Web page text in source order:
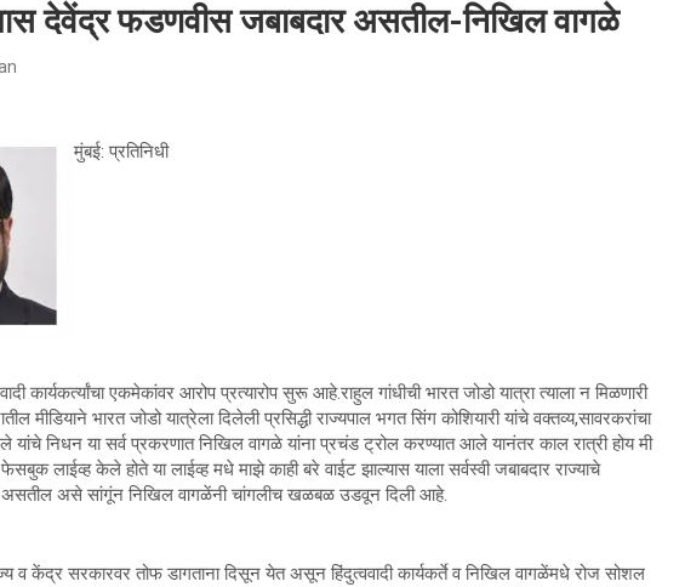
देवेंद्र फडणवीस जबाबदार असतील-निखिल वागळे
मुंबई: प्रतिनिधी
कार्यकर्त्यांचा एकमेकांवर आरोप प्रत्यारोप सुरू आहे.राहुल गांधीची भारत जोडो यात्रा त्याला न मिळणारी
मीडियाने भारत जोडो यात्रेला दिलेली प्रसिद्धी राज्यपाल भगत सिंग कोशियारी यांचे वक्तव्य,सावरकरांचा
यांचे निधन या सर्व प्रकरणात निखिल वागळे यांना प्रचंड ट्रोल करण्यात आले यानंतर काल रात्री होय मी
लाईव्ह केले होते या लाईव्ह मधे माझे काही बरे वाईट झाल्यास याला सर्वस्वी जबाबदार राज्याचे
असे सांगूंन निखिल वागळेंनी चांगलीच खळबळ उडवून दिली आहे.
व केंद्र सरकारवर तोफ डागताना दिसून येत असून हिंदुत्ववादी कार्यकर्ते व निखिल वागळेंमधे रोज सोशल